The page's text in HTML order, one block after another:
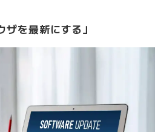
を最新にする」